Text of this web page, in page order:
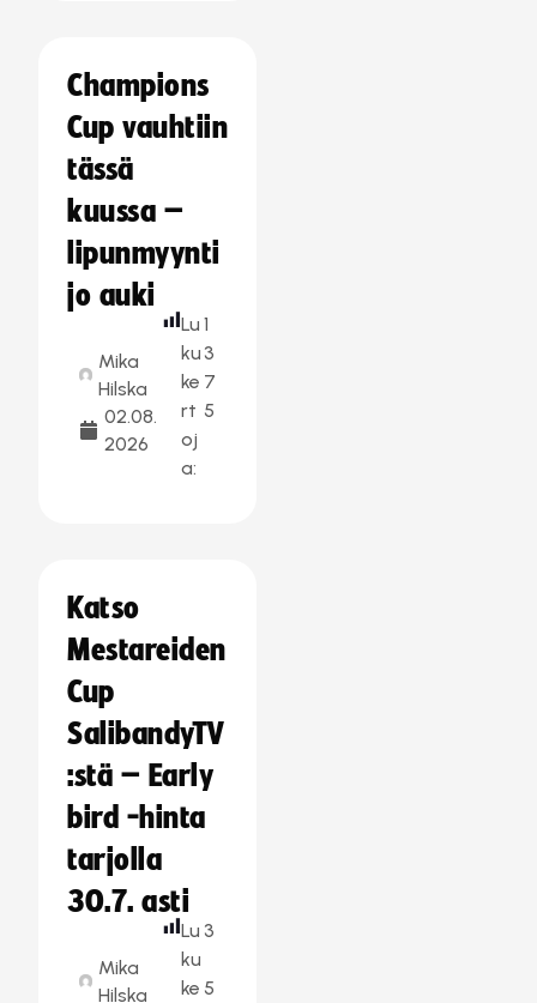
Champions
Cup vauhtiin
tässä
kuussa –
lipunmyynti
jo auki
Mika
Hilska
02.08.
2026
Lu
ku
ke
rt
oj
a:
1
3
7
5
Katso
Mestareiden
Cup
SalibandyTV
:stä – Early
bird -hinta
tarjolla
30.7. asti
Mika
Hilska
Lu
ku
ke
3
5